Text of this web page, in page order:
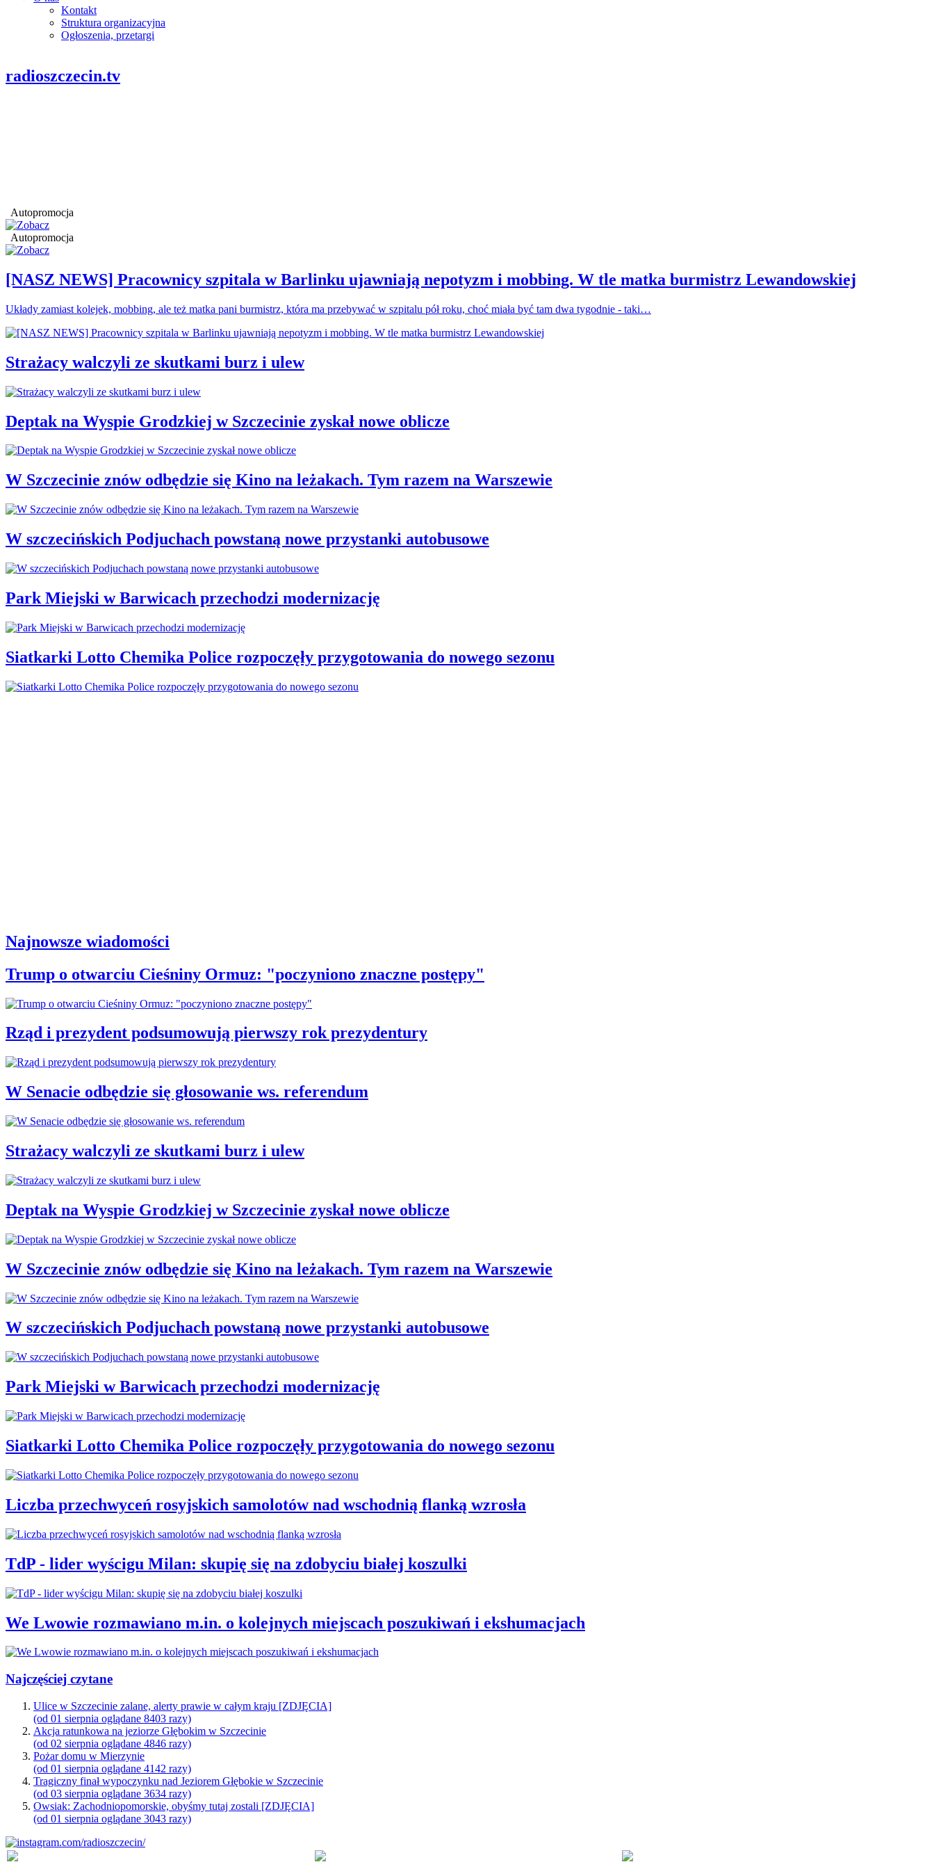
Kontakt
Struktura organizacyjna
Ogłoszenia, przetargi
radioszczecin.tv
Autopromocja
Autopromocja
[NASZ NEWS] Pracownicy szpitala w Barlinku ujawniają nepotyzm i mobbing. W tle matka burmistrz Lewandowskiej
Układy zamiast kolejek, mobbing, ale też matka pani burmistrz, która ma przebywać w szpitalu pół roku, choć miała być tam dwa tygodnie - taki…
Strażacy walczyli ze skutkami burz i ulew
Deptak na Wyspie Grodzkiej w Szczecinie zyskał nowe oblicze
W Szczecinie znów odbędzie się Kino na leżakach. Tym razem na Warszewie
W szczecińskich Podjuchach powstaną nowe przystanki autobusowe
Park Miejski w Barwicach przechodzi modernizację
Siatkarki Lotto Chemika Police rozpoczęły przygotowania do nowego sezonu
Najnowsze wiadomości
Trump o otwarciu Cieśniny Ormuz: "poczyniono znaczne postępy"
Rząd i prezydent podsumowują pierwszy rok prezydentury
W Senacie odbędzie się głosowanie ws. referendum
Strażacy walczyli ze skutkami burz i ulew
Deptak na Wyspie Grodzkiej w Szczecinie zyskał nowe oblicze
W Szczecinie znów odbędzie się Kino na leżakach. Tym razem na Warszewie
W szczecińskich Podjuchach powstaną nowe przystanki autobusowe
Park Miejski w Barwicach przechodzi modernizację
Siatkarki Lotto Chemika Police rozpoczęły przygotowania do nowego sezonu
Liczba przechwyceń rosyjskich samolotów nad wschodnią flanką wzrosła
TdP - lider wyścigu Milan: skupię się na zdobyciu białej koszulki
We Lwowie rozmawiano m.in. o kolejnych miejscach poszukiwań i ekshumacjach
Najczęściej czytane
Ulice w Szczecinie zalane, alerty prawie w całym kraju [ZDJĘCIA]
(od 01 sierpnia oglądane 8403 razy)
Akcja ratunkowa na jeziorze Głębokim w Szczecinie
(od 02 sierpnia oglądane 4846 razy)
Pożar domu w Mierzynie
(od 01 sierpnia oglądane 4142 razy)
Tragiczny finał wypoczynku nad Jeziorem Głębokie w Szczecinie
(od 03 sierpnia oglądane 3634 razy)
Owsiak: Zachodniopomorskie, obyśmy tutaj zostali [ZDJĘCIA]
(od 01 sierpnia oglądane 3043 razy)